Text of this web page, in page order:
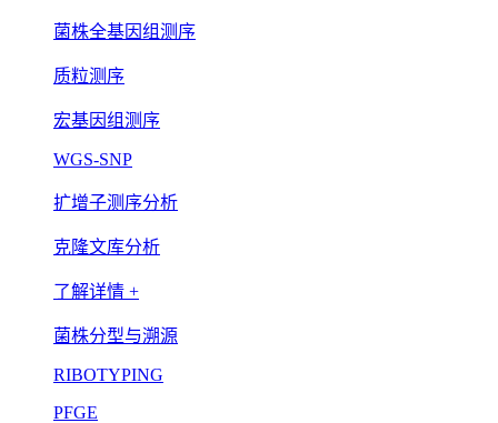
菌株全基因组测序
质粒测序
宏基因组测序
WGS-SNP
扩增子测序分析
克隆文库分析
了解详情 +
菌株分型与溯源
RIBOTYPING
PFGE